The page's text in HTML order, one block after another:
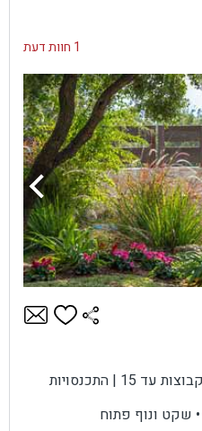
1 חוות דעת
מתאים ל: זוגות | משפחות | קבוצות עד 15 | התכנסויות
שקט ונוף פתוח